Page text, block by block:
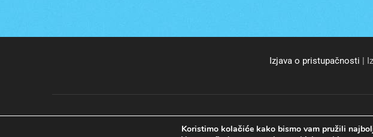
Izjava o pristupačnosti |
© GKP Komunalac
Koristimo kolačiće kako bismo vam pružili